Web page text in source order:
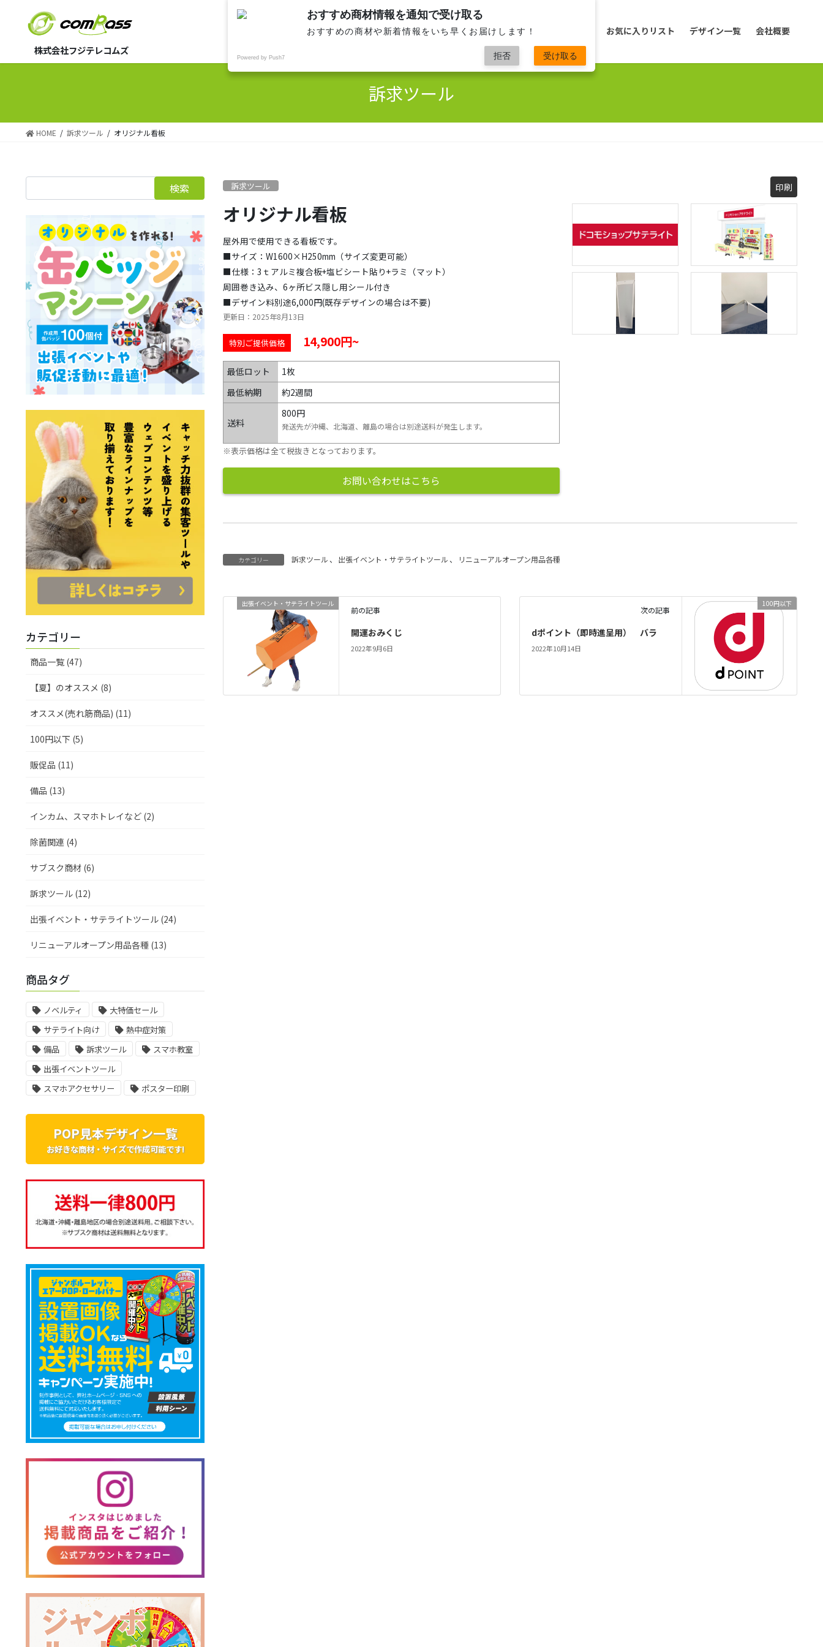
株式会社フジテレコムズ
全ての商品一覧 お気に入りリスト デザイン一覧 会社概要
訴求ツール
HOME 訴求ツール オリジナル看板
訴求ツール 印刷
オリジナル看板
屋外用で使用できる看板です。
■サイズ：W1600×H250mm（サイズ変更可能）
■仕様：3ｔアルミ複合板+塩ビシート貼り+ラミ（マット）
周囲巻き込み、6ヶ所ビス隠し用シール付き
■デザイン料別途6,000円(既存デザインの場合は不要)
更新日：2025年8月13日
特別ご提供価格 14,900円~
最低ロット
1枚
最低納期
約2週間
送料
800円
発送先が沖縄、北海道、離島の場合は別途送料が発生します。
※表示価格は全て税抜きとなっております。
お問い合わせはこちら
カテゴリー 訴求ツール 、 出張イベント・サテライトツール 、 リニューアルオープン用品各種
出張イベント・サテライトツール
前の記事
開運おみくじ
2022年9月6日
100円以下
次の記事
dポイント（即時進呈用） バラ
2022年10月14日
カテゴリー
商品一覧 (47)
【夏】のオススメ (8)
オススメ(売れ筋商品) (11)
100円以下 (5)
販促品 (11)
備品 (13)
インカム、スマホトレイなど (2)
除菌関連 (4)
サブスク商材 (6)
訴求ツール (12)
出張イベント・サテライトツール (24)
リニューアルオープン用品各種 (13)
商品タグ
ノベルティ
大特価セール
サテライト向け
熱中症対策
備品
訴求ツール
スマホ教室
出張イベントツール
スマホアクセサリー
ポスター印刷
POP見本デザイン一覧
お好きな商材・サイズで作成可能です!
おすすめ商材情報を通知で受け取る
おすすめの商材や新着情報をいち早くお届けします！
Powered by Push7 拒否 受け取る